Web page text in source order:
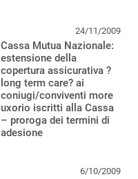
24/11/2009
Cassa Mutua Nazionale:
estensione della
copertura assicurativa ?
long term care? ai
coniugi/conviventi more
uxorio iscritti alla Cassa
– proroga dei termini di
adesione
6/10/2009